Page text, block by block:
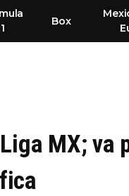
1
Box
MX; va